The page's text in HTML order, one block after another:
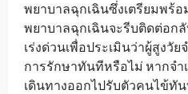
พยาบาลฉุกเฉินซึ่งเตรียมพร้
พยาบาลฉุกเฉินจะรีบติดต่อก
เร่งด่วนเพื่อประเมินว่าผู้สูงวัย
การรักษาทันทีหรือไม่ หากจำ
เดินทางออกไปรับตัวคนไข้ทั